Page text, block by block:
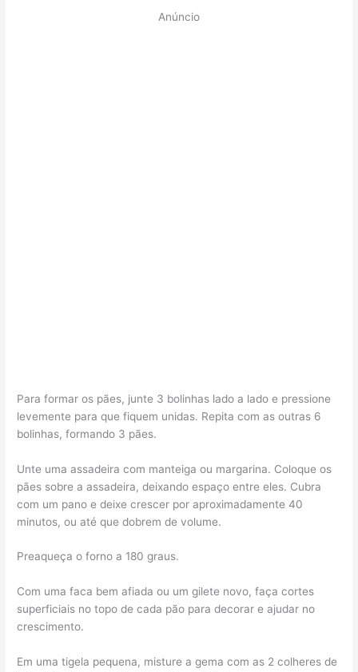
Anúncio
Para formar os pães, junte 3 bolinhas lado a lado e pressione
levemente para que fiquem unidas. Repita com as outras 6
bolinhas, formando 3 pães.
Unte uma assadeira com manteiga ou margarina. Coloque os
pães sobre a assadeira, deixando espaço entre eles. Cubra
com um pano e deixe crescer por aproximadamente 40
minutos, ou até que dobrem de volume.
Preaqueça o forno a 180 graus.
Com uma faca bem afiada ou um gilete novo, faça cortes
superficiais no topo de cada pão para decorar e ajudar no
crescimento.
Em uma tigela pequena, misture a gema com as 2 colheres de